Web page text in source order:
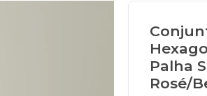
Palha
Rosé/